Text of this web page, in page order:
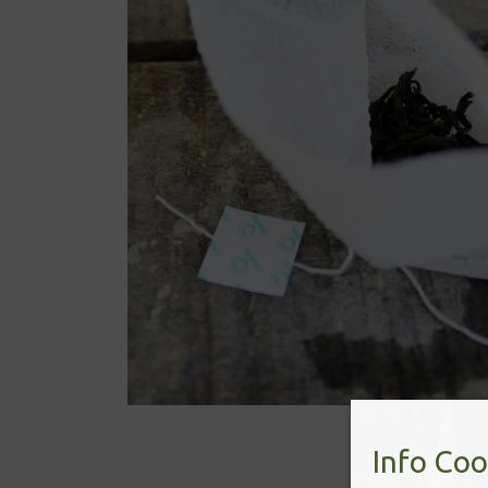
Info